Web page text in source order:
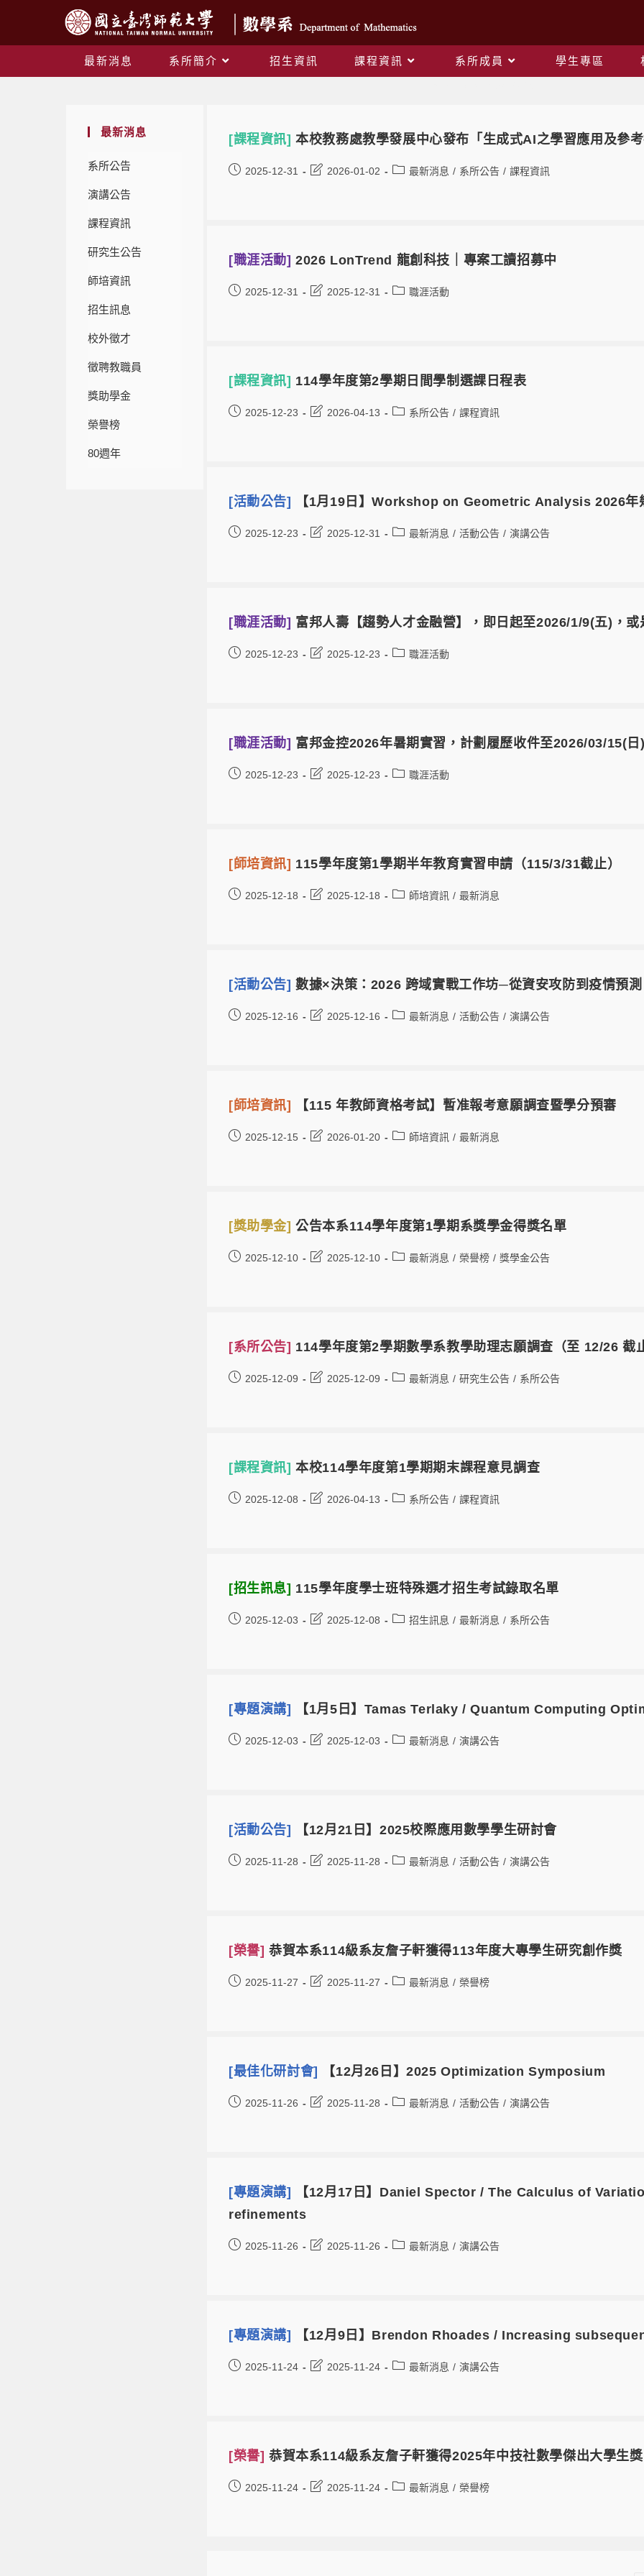
最新消息 系所簡介 招生資訊 課程資訊 系所成員 學生專區
最新消息
系所公告
演講公告
課程資訊
研究生公告
師培資訊
招生訊息
校外徵才
徵聘教職員
獎助學金
榮譽榜
80週年
[課程資訊]本校教務處教學發展中心發布「生成式AI之學習應用及參
2025-12-31 2026-01-02 最新消息 / 系所公告 / 課程資訊
[職涯活動]2026 LonTrend 龍創科技｜專案工讀招募中
2025-12-31 2025-12-31 職涯活動
[課程資訊] 114學年度第2學期日間學制選課日程表
2025-12-23 2026-04-13 系所公告 / 課程資訊
[活動公告] 【1月19日】Workshop on Geometric Analysis 2026年
2025-12-23 2025-12-31 最新消息 / 活動公告 / 演講公告
[職涯活動] 富邦人壽【趨勢人才金融營】，即日起至2026/1/9(五)，或
2025-12-23 2025-12-23 職涯活動
[職涯活動] 富邦金控2026年暑期實習，計劃履歷收件至2026/03/15(日
2025-12-23 2025-12-23 職涯活動
[師培資訊] 115學年度第1學期半年教育實習申請（115/3/31截止）
2025-12-18 2025-12-18 師培資訊 / 最新消息
[活動公告]數據×決策：2026 跨域實戰工作坊─從資安攻防到疫情預
2025-12-16 2025-12-16 最新消息 / 活動公告 / 演講公告
[師培資訊] 【115 年教師資格考試】暫准報考意願調查暨學分預審
2025-12-15 2026-01-20 師培資訊 / 最新消息
[獎助學金]公告本系114學年度第1學期系獎學金得獎名單
2025-12-10 2025-12-10 最新消息 / 榮譽榜 / 獎學金公告
[系所公告] 114學年度第2學期數學系教學助理志願調查（至 12/26 截
2025-12-09 2025-12-09 最新消息 / 研究生公告 / 系所公告
[課程資訊]本校114學年度第1學期期末課程意見調查
2025-12-08 2026-04-13 系所公告 / 課程資訊
[招生訊息] 115學年度學士班特殊選才招生考試錄取名單
2025-12-03 2025-12-08 招生訊息 / 最新消息 / 系所公告
[專題演講] 【1月5日】Tamas Terlaky / Quantum Computing
2025-12-03 2025-12-03 最新消息 / 演講公告
[活動公告] 【12月21日】2025校際應用數學學生研討會
2025-11-28 2025-11-28 最新消息 / 活動公告 / 演講公告
[榮譽] 恭賀本系114級系友詹子軒獲得113年度大專學生研究創作獎
2025-11-27 2025-11-27 最新消息 / 榮譽榜
[最佳化研討會] 【12月26日】2025 Optimization Symposium
2025-11-26 2025-11-28 最新消息 / 活動公告 / 演講公告
[專題演講]
【12月17日】Daniel Spector / The Calculus of
refinements
2025-11-26 2025-11-26 最新消息 / 演講公告
[專題演講] 【12月9日】Brendon Rhoades / Increasing
2025-11-24 2025-11-24 最新消息 / 演講公告
[榮譽] 恭賀本系114級系友詹子軒獲得2025年中技社數學傑出大學生獎
2025-11-24 2025-11-24 最新消息 / 榮譽榜